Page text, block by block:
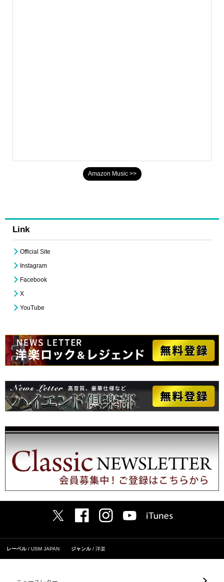
Amazon Music >>
Link
Official Site
Instagram
Facebook
X
YouTube
レーベル USM JAPAN ジャンル 洋楽